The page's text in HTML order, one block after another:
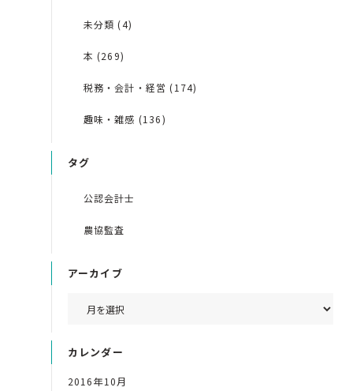
未分類 (4)
本 (269)
税務・会計・経営 (174)
趣味・雑感 (136)
タグ
公認会計士
農協監査
アーカイブ
カレンダー
2016年10月